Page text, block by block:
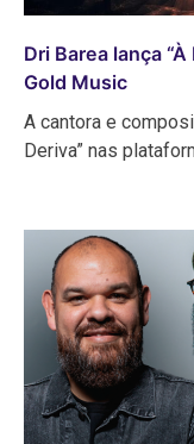
Dri Barea lança
Gold Music
A cantora e
Deriva” nas